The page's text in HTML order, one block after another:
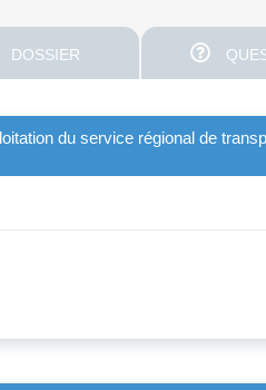
DOSSIER
du service régional de